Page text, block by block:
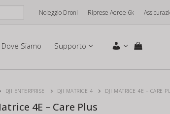
Noleggio Droni Riprese Aeree 6k
Dove Siamo Supporto
DJI ENTERPRISE DJI MATRICE 4 DJI MATRICE 4E – CARE
4E – Care Plus